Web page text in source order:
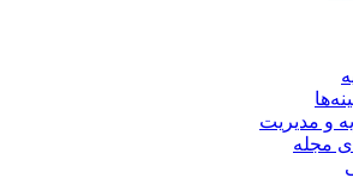
و مدیریت
مجله